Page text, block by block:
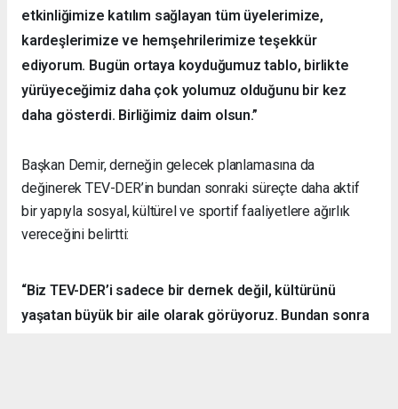
etkinliğimize katılım sağlayan tüm üyelerimize,
kardeşlerimize ve hemşehrilerimize teşekkür
ediyorum. Bugün ortaya koyduğumuz tablo, birlikte
yürüyeceğimiz daha çok yolumuz olduğunu bir kez
daha gösterdi. Birliğimiz daim olsun.”
Başkan Demir, derneğin gelecek planlamasına da
değinerek TEV-DER’in bundan sonraki süreçte daha aktif
bir yapıyla sosyal, kültürel ve sportif faaliyetlere ağırlık
vereceğini belirtti:
“Biz TEV-DER’i sadece bir dernek değil, kültürünü
yaşatan büyük bir aile olarak görüyoruz. Bundan sonra